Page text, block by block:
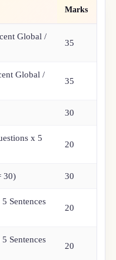
Marks
Global /
35
Global /
35
30
x 5
20
30) 30
Sentences
20
Sentences
20